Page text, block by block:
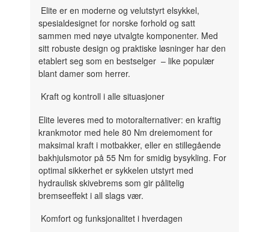
Elite er en moderne og velutstyrt elsykkel,
spesialdesignet for norske forhold og satt
sammen med nøye utvalgte komponenter. Med
sitt robuste design og praktiske løsninger har den
etablert seg som en bestselger – like populær
blant damer som herrer.
Kraft og kontroll i alle situasjoner
Elite leveres med to motoralternativer: en kraftig
krankmotor med hele 80 Nm dreiemoment for
maksimal kraft i motbakker, eller en stillegående
bakhjulsmotor på 55 Nm for smidig bysykling. For
optimal sikkerhet er sykkelen utstyrt med
hydraulisk skivebrems som gir pålitelig
bremseeffekt i all slags vær.
Komfort og funksjonalitet i hverdagen